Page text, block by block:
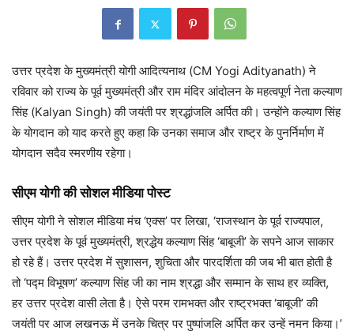
उत्तर प्रदेश के मुख्यमंत्री योगी आदित्यनाथ (CM Yogi Adityanath) ने
रविवार को राज्य के पूर्व मुख्यमंत्री और राम मंदिर आंदोलन के महत्वपूर्ण नेता कल्याण
सिंह (Kalyan Singh) की जयंती पर श्रद्धांजलि अर्पित की। उन्होंने कल्याण सिंह
के योगदान को याद करते हुए कहा कि उनका समाज और राष्ट्र के पुनर्निर्माण में
योगदान सदैव स्मरणीय रहेगा।
सीएम योगी की सोशल मीडिया पोस्ट
सीएम योगी ने सोशल मीडिया मंच ‘एक्स’ पर लिखा, ‘राजस्थान के पूर्व राज्यपाल,
उत्तर प्रदेश के पूर्व मुख्यमंत्री, श्रद्धेय कल्याण सिंह ‘बाबूजी’ के सपने आज साकार
हो रहे हैं। उत्तर प्रदेश में सुशासन, शुचिता और पारदर्शिता की जब भी बात होती है
तो ‘पद्म विभूषण’ कल्याण सिंह जी का नाम श्रद्धा और सम्मान के साथ हर व्यक्ति,
हर उत्तर प्रदेश वासी लेता है। ऐसे परम रामभक्त और राष्ट्रभक्त ‘बाबूजी’ की
जयंती पर आज लखनऊ में उनके चित्र पर पुष्पांजलि अर्पित कर उन्हें नमन किया।’